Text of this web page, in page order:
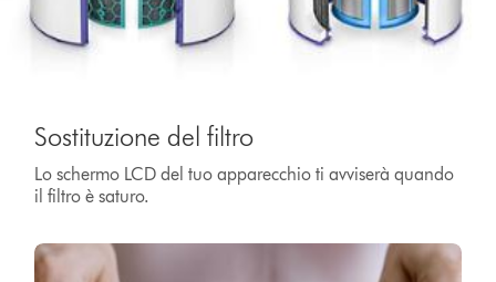
Sostituzione del filtro
Lo schermo LCD del tuo apparecchio ti avviserà quando
il filtro è saturo.